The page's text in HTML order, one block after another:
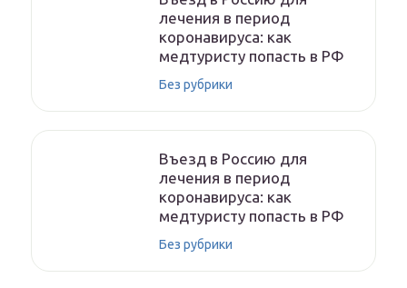
лечения в период
коронавируса: как
медтуристу попасть в РФ
Без рубрики
Въезд в Россию для
лечения в период
коронавируса: как
медтуристу попасть в РФ
Без рубрики